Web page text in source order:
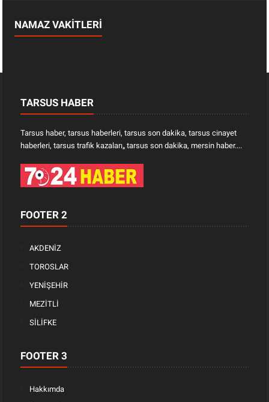
NAMAZ VAKİTLERİ
TARSUS HABER
Tarsus haber, tarsus haberleri, tarsus son dakika, tarsus cinayet
haberleri, tarsus trafik kazaları„ tarsus son dakika, mersin haber....
FOOTER 2
AKDENİZ
TOROSLAR
YENİŞEHİR
MEZİTLİ
SİLİFKE
FOOTER 3
Hakkımda